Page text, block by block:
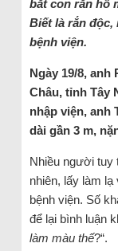
bắt con rắn hổ
Biết là rắn độc,
bệnh viện.
Ngày 19/8, anh
Châu, tỉnh Tây
nhập viện, anh
dài gần 3 m,
Nhiều người tuy
nhiên, lấy làm
bệnh viện. Số
để lại bình luận
làm màu thế?“.